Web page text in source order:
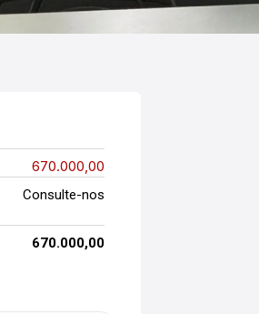
670.000,00
Consulte-nos
670.000,00